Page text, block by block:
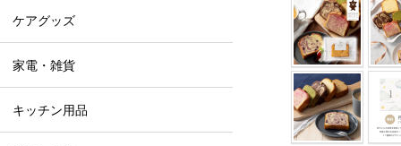
ケアグッズ
家電・雑貨
キッチン用品